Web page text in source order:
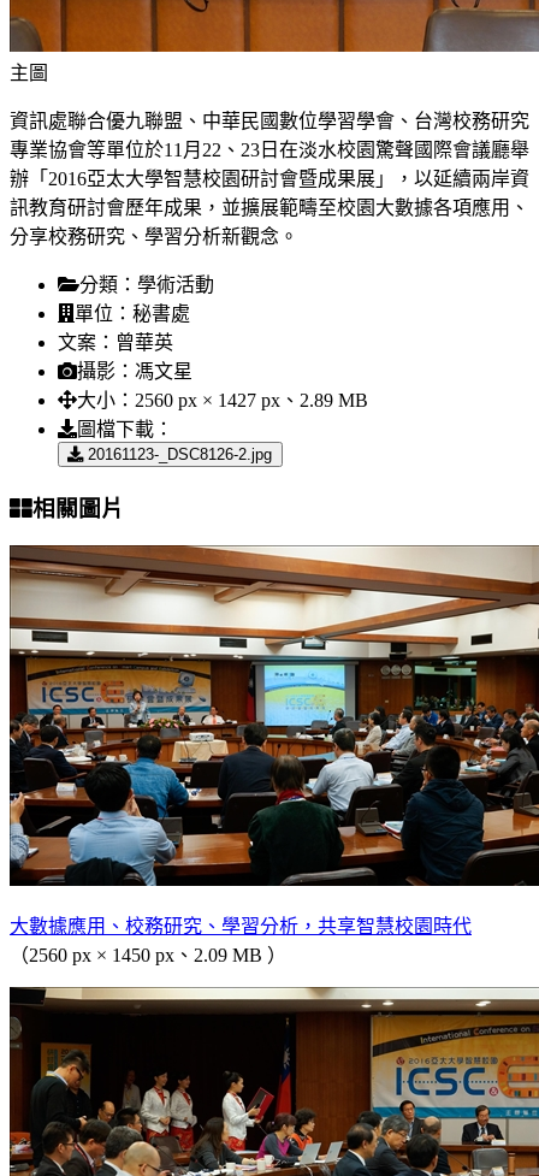
主圖
資訊處聯合優九聯盟、中華民國數位學習學會、台灣校務研究
專業協會等單位於11月22、23日在淡水校園驚聲國際會議廳舉
辦「2016亞太大學智慧校園研討會暨成果展」，以延續兩岸資
訊教育研討會歷年成果，並擴展範疇至校園大數據各項應用、
分享校務研究、學習分析新觀念。
分類： 學術活動
單位： 秘書處
文案： 曾華英
攝影： 馮文星
大小： 2560 px × 1427 px、2.89 MB
圖檔下載：
20161123-_DSC8126-2.jpg
相關圖片
大數據應用、校務研究、學習分析，共享智慧校園時代
（2560 px × 1450 px、2.09 MB ）